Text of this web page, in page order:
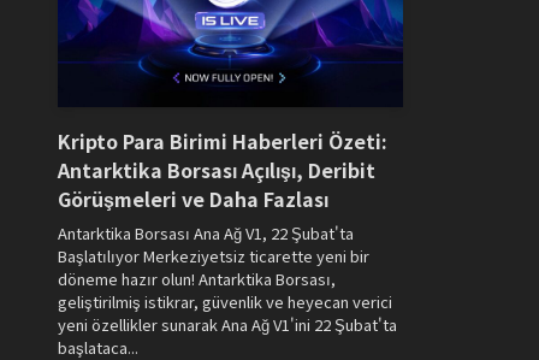
Kripto Para Birimi Haberleri Özeti:
Antarktika Borsası Açılışı, Deribit
Görüşmeleri ve Daha Fazlası
Antarktika Borsası Ana Ağ V1, 22 Şubat'ta
Başlatılıyor Merkeziyetsiz ticarette yeni bir
döneme hazır olun! Antarktika Borsası,
geliştirilmiş istikrar, güvenlik ve heyecan verici
yeni özellikler sunarak Ana Ağ V1'ini 22 Şubat'ta
başlataca...